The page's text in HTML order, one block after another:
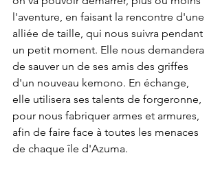
l'aventure, en faisant la rencontre d'une
alliée de taille, qui nous suivra pendant
un petit moment. Elle nous demandera
de sauver un de ses amis des griffes
d'un nouveau kemono. En échange,
elle utilisera ses talents de forgeronne,
pour nous fabriquer armes et armures,
afin de faire face à toutes les menaces
de chaque île d'Azuma.